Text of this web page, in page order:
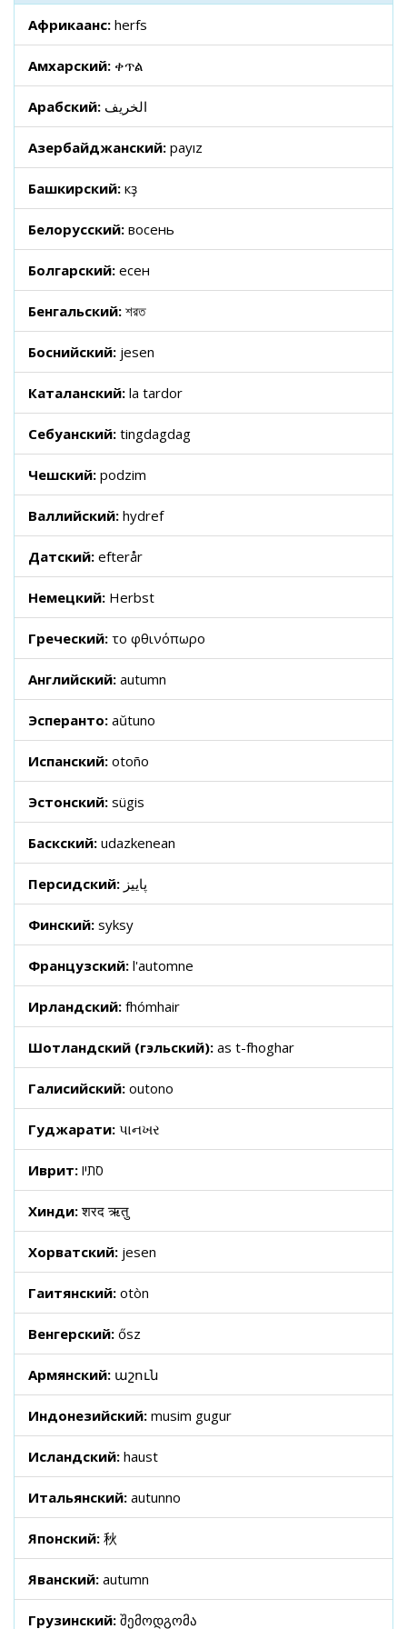
Африкаанс: herfs
Амхарский: ቀጥል
Арабский: الخريف
Азербайджанский: payız
Башкирский: көҙ
Белорусский: восень
Болгарский: есен
Бенгальский: শরত
Боснийский: jesen
Каталанский: la tardor
Себуанский: tingdagdag
Чешский: podzim
Валлийский: hydref
Датский: efterår
Немецкий: Herbst
Греческий: το φθινόπωρο
Английский: autumn
Эсперанто: aŭtuno
Испанский: otoño
Эстонский: sügis
Баскский: udazkenean
Персидский: پاییز
Финский: syksy
Французский: l'automne
Ирландский: fhómhair
Шотландский (гэльский): as t-fhoghar
Галисийский: outono
Гуджарати: પાનખર
Иврит: סתיו
Хинди:शरद ऋतु
Хорватский: jesen
Гаитянский: otòn
Венгерский: ősz
Армянский: աշուն
Индонезийский: musim gugur
Исландский: haust
Итальянский: autunno
Японский: 秋
Яванский: autumn
Грузинский: შემოდგომა